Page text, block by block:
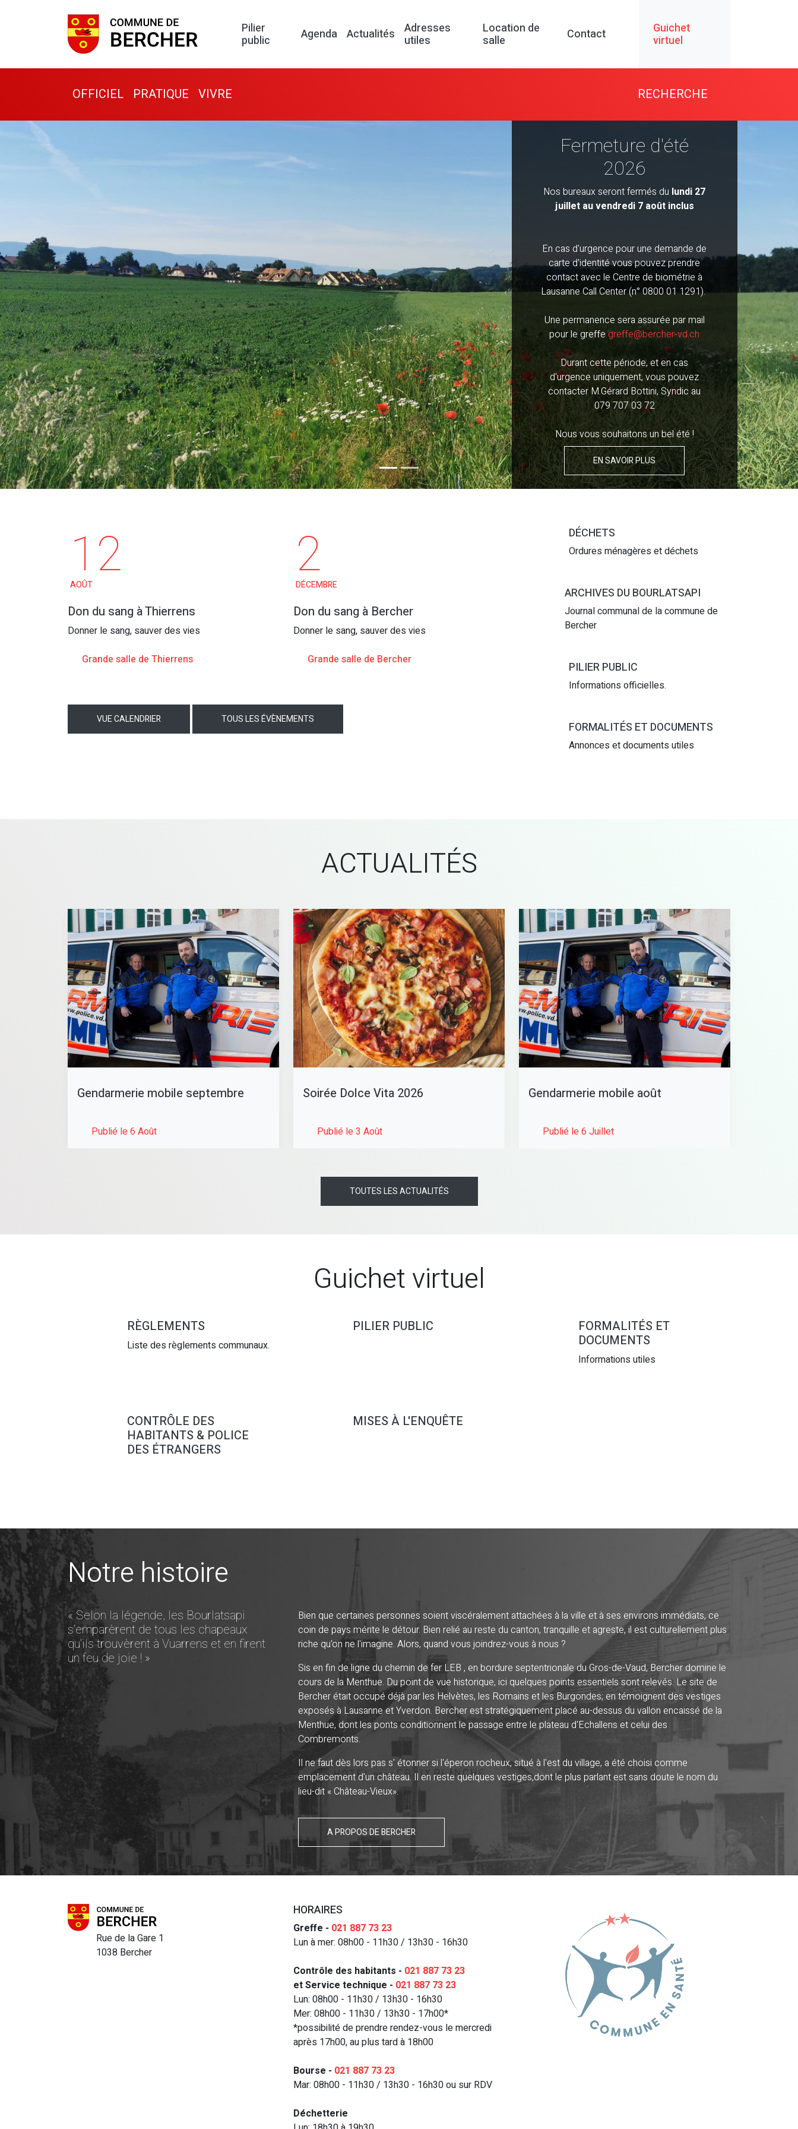
Pilier
public Agenda Actualités Adresses
utiles
Location de
salle Contact Guichet
virtuel
OFFICIEL PRATIQUE VIVRE RECHERCHE
Fermeture d'été
2026
Nos bureaux seront fermés du lundi 27
juillet au vendredi 7 août inclus
En cas d'urgence pour une demande de
carte d'identité vous pouvez prendre
contact avec le Centre de biométrie à
Lausanne Call Center (n° 0800 01 1291).
Une permanence sera assurée par mail
pour le greffegreffe@bercher-vd.ch
Durant cette période, et en cas
d'urgence uniquement, vous pouvez
contacter M.Gérard Bottini, Syndic au
079 707 03 72
Nous vous souhaitons un bel été !
EN SAVOIR PLUS
Horaires
GREFFE MUNICIPAL
Lundi, mardi et mercredi
CONTRÔLE DES HABITANTS
16h30
Mercredi de 08h00 à 11h30 et de 13h30
à 17h00*
*possibilité de prendre rendez-vous le
18h00
Mardi de 08h00 à 11h30 et de 13h30 à
16h30 ou sur RDV
DÉCHETTERIE
Lundi de 18h30 à 19h30
Mercredi de 17h00 à 18h30
Samedi de 09h00 à 11h30
EN SAVOIR PLUS
12
AOÛT
Don du sang à Thierrens
Donner le sang, sauver des vies
Grande salle de Thierrens
2
DÉCEMBRE
Don du sang à Bercher
Donner le sang, sauver des vies
Grande salle de Bercher
VUE CALENDRIER TOUS LES ÉVÈNEMENTS
DÉCHETS
Ordures ménagères et déchets
ARCHIVES DU BOURLATSAPI
Journal communal de la commune de
Bercher
PILIER PUBLIC
Informations officielles.
FORMALITÉS ET DOCUMENTS
Annonces et documents utiles
ACTUALITÉS
Gendarmerie mobile septembre
Publié le 6 Août
Soirée Dolce Vita 2026
Publié le 3 Août
Gendarmerie mobile août
Publié le 6 Juillet
TOUTES LES ACTUALITÉS
Guichet virtuel
RÈGLEMENTS
Liste des règlements communaux.
PILIER PUBLIC
FORMALITÉS ET
DOCUMENTS
Informations utiles
CONTRÔLE DES
HABITANTS & POLICE
DES ÉTRANGERS
MISES À L'ENQUÊTE
Notre histoire
« Selon la légende, les Bourlatsapi
s’emparèrent de tous les chapeaux
qu'ils trouvèrent à Vuarrens et en firent
un feu de joie ! »
Bien que certaines personnes soient viscéralement attachées à la ville et à ses environs immédiats, ce
coin de pays mérite le détour. Bien relié au reste du canton, tranquille et agreste, il est culturellement plus
riche qu'on ne l'imagine. Alors, quand vous joindrez-vous à nous ?
Sis en fin de ligne du chemin de fer LEB , en bordure septentrionale du Gros-de-Vaud, Bercher domine le
cours de la Menthue. Du point de vue historique, ici quelques points essentiels sont relevés. Le site de
Bercher était occupé déjà par les Helvètes, les Romains et les Burgondes; en témoignent des vestiges
exposés à Lausanne et Yverdon. Bercher est stratégiquement placé au-dessus du vallon encaissé de la
Menthue, dont les ponts conditionnent le passage entre le plateau d'Echallens et celui des
Combremonts.
Il ne faut dès lors pas s' étonner si l'éperon rocheux, situé à l'est du village, a été choisi comme
emplacement d'un château. Il en reste quelques vestiges,dont le plus parlant est sans doute le nom du
lieu-dit « Château-Vieux».
A PROPOS DE BERCHER
Rue de la Gare 1
1038 Bercher
HORAIRES
Greffe - 021 887 73 23
Lun à mer: 08h00 - 11h30 / 13h30 - 16h30
Contrôle des habitants - 021 887 73 23
et Service technique - 021 887 73 23
Lun: 08h00 - 11h30 / 13h30 - 16h30
Mer: 08h00 - 11h30 / 13h30 - 17h00*
*possibilité de prendre rendez-vous le mercredi
après 17h00, au plus tard à 18h00
Bourse - 021 887 73 23
Mar: 08h00 - 11h30 / 13h30 - 16h30 ou sur RDV
Déchetterie